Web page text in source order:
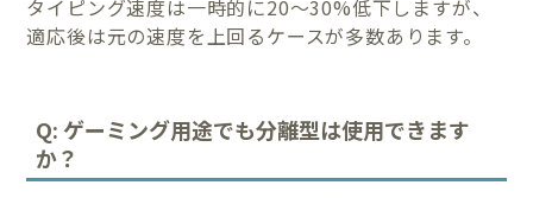
タイピング速度は一時的に20〜30%低下しますが、
適応後は元の速度を上回るケースが多数あります。
Q: ゲーミング用途でも分離型は使用できます
か？